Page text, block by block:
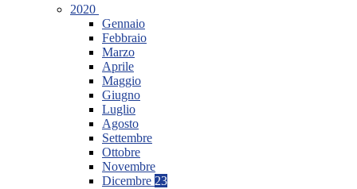
2020
Gennaio
Febbraio
Marzo
Aprile
Maggio
Giugno
Luglio
Agosto
Settembre
Ottobre
Novembre
Dicembre 23